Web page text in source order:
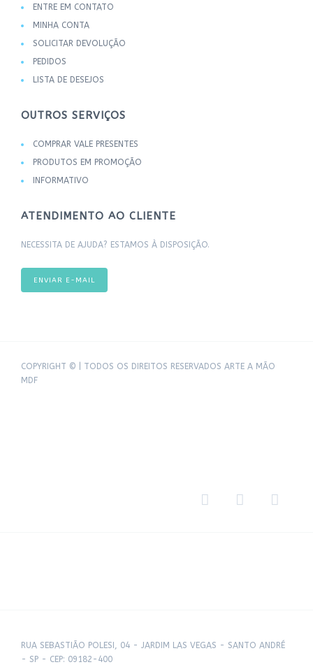
ENTRE EM CONTATO
MINHA CONTA
SOLICITAR DEVOLUÇÃO
PEDIDOS
LISTA DE DESEJOS
OUTROS SERVIÇOS
COMPRAR VALE PRESENTES
PRODUTOS EM PROMOÇÃO
INFORMATIVO
ATENDIMENTO AO CLIENTE
NECESSITA DE AJUDA? ESTAMOS À DISPOSIÇÃO.
ENVIAR E-MAIL
COPYRIGHT © | TODOS OS DIREITOS RESERVADOS ARTE A MÃO
MDF
RUA SEBASTIÃO POLESI, 04 - JARDIM LAS VEGAS - SANTO ANDRÉ
- SP - CEP: 09182-400